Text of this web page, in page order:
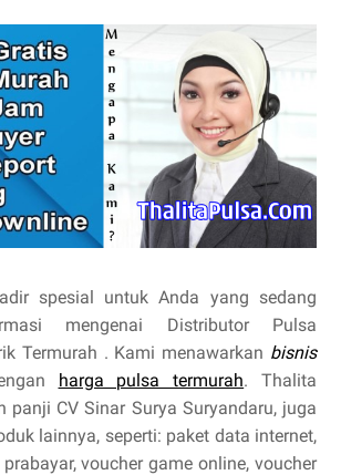
spesial untuk Anda yang sedang
mengenai Distributor Pulsa
Termurah . Kami menawarkan bisnis
harga pulsa termurah. Thalita
panji CV Sinar Surya Suryandaru, juga
lainnya, seperti: paket data internet,
voucher game online, voucher